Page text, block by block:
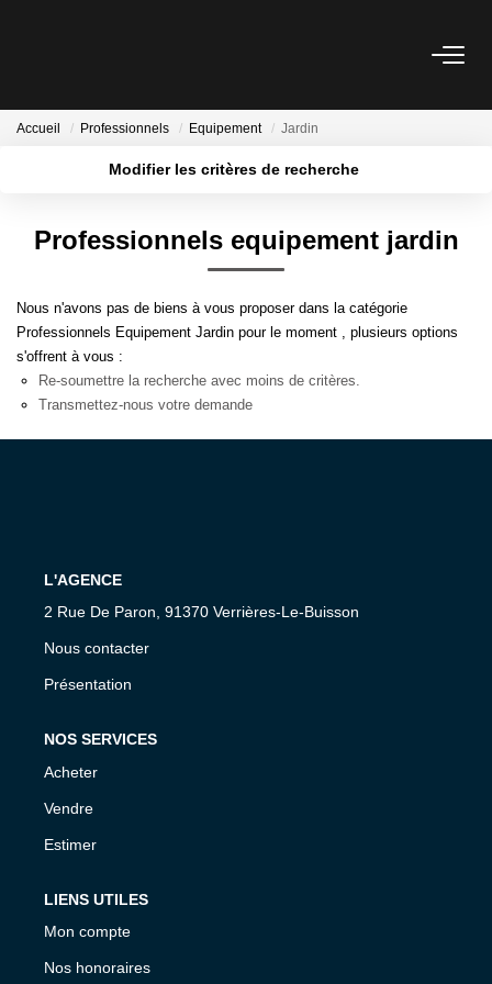
ACHETER
VENDRE
BIENS VENDUS
ESTIMATION
Demandez Votre Estimation À L'agence
Avis Clients
Accueil Professionnels Equipement Jardin
Modifier les critères de recherche
Professionnels equipement jardin
Nous n'avons pas de biens à vous proposer dans la catégorie
Professionnels Equipement Jardin pour le moment , plusieurs options
s'offrent à vous :
Re-soumettre la recherche avec moins de critères.
Transmettez-nous votre demande
L'AGENCE
2 Rue De Paron, 91370 Verrières-Le-Buisson
Nous contacter
Présentation
NOS SERVICES
Acheter
Vendre
Estimer
LIENS UTILES
Mon compte
Nos honoraires